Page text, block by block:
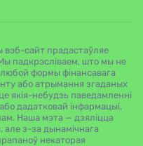
сайт прадастаўляе
падкрэсліваем, што мы не
формы фінансавага
або атрымання згаданых
якія-небудзь паведамленні
дадатковай інфармацыі,
Наша мэта — дзяліцца
але з-за дынамічнага
некаторая